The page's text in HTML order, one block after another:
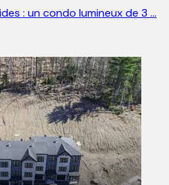
: un condo lumineux de 3 …